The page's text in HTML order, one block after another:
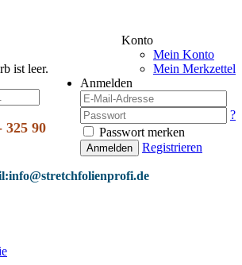
Konto
Mein Konto
Mein Merkzettel
Anmelden
?
Passwort merken
Anmelden Registrieren
ist leer.
325 90